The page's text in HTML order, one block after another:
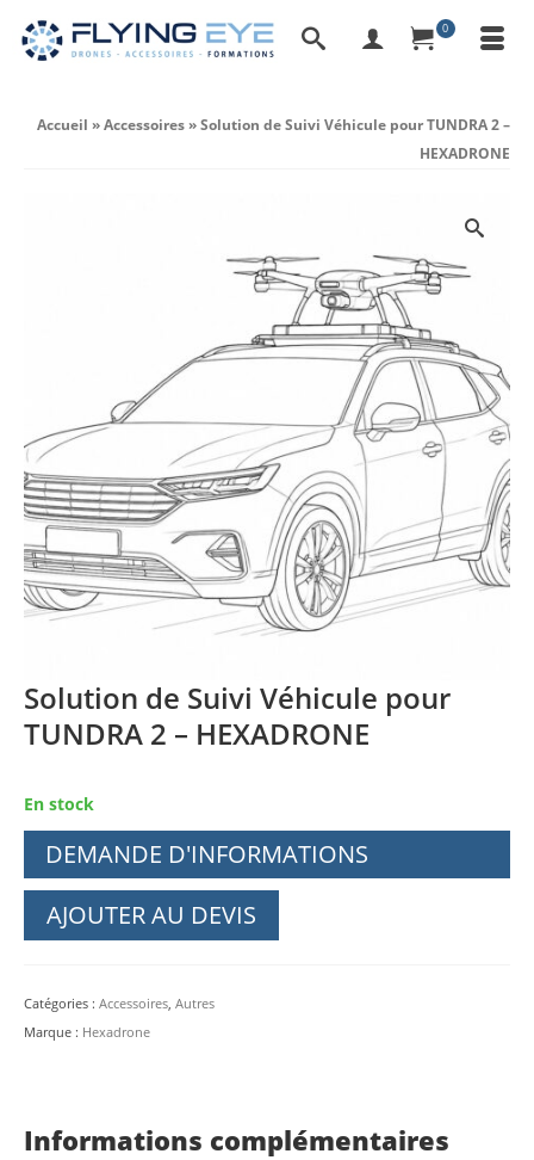
0
Accueil »Accessoires»Solution de Suivi Véhicule pour TUNDRA 2 –
HEXADRONE
Solution de Suivi Véhicule pour
TUNDRA 2 – HEXADRONE
En stock
DEMANDE D'INFORMATIONS
AJOUTER AU DEVIS
Catégories : Accessoires, Autres
Marque : Hexadrone
Informations complémentaires